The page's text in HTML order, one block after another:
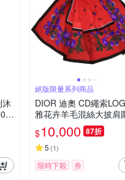
絕版限量系列商品
DIOR 迪奧 CD繩索
雅花卉羊毛混絲大披肩
紫花/紅色
$10,000 87折
5 (1)
限時下殺 券